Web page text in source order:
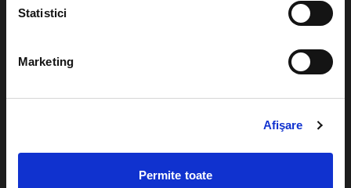
Statistici
Marketing
Afişare
Permite toate
Cum comand bilete?
Plata online sau cash
Evenimente
festivaluri